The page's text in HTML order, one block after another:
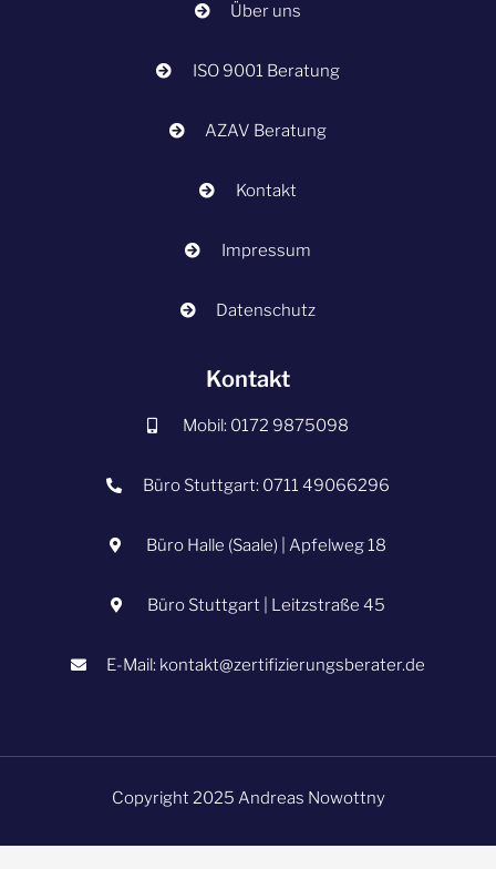
Über uns
ISO 9001 Beratung
AZAV Beratung
Kontakt
Impressum
Datenschutz
Kontakt
Mobil: 0172 9875098
Büro Stuttgart: 0711 49066296
Büro Halle (Saale) | Apfelweg 18
Büro Stuttgart | Leitzstraße 45
E-Mail: kontakt@zertifizierungsberater.de
Copyright 2025 Andreas Nowottny